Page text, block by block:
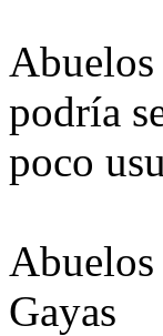
podría
poco
Gayas